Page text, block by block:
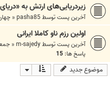
زیردریایی‌های ارتش به
آخرین پست توسطpasha85
« چهارشنبه ۷
اولین رزم ناو کاملا ایرانی
آخرین پست توسطm-sajedy
« جمعه ۲ تیر
پاسخ ها: 15
موضوع جدید